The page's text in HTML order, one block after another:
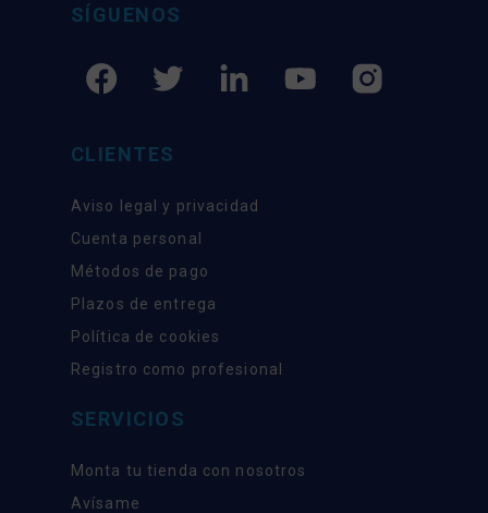
SÍGUENOS
CLIENTES
Aviso legal y privacidad
Cuenta personal
Métodos de pago
Plazos de entrega
Política de cookies
Registro como profesional
SERVICIOS
Monta tu tienda con nosotros
Avísame